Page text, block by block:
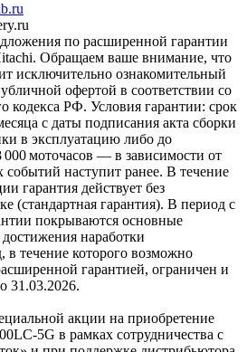
по расширенной гарантии
Обращаем ваше внимание, что
исключительно ознакомительный
офертой в соответствии со
кодекса РФ. Условия гарантии: срок
с даты подписания акта сборки
в эксплуатацию либо до
000 моточасов — в зависимости от
событий наступит ранее. В течение
гарантия действует без
(стандартная гарантия). В период с
покрываются основные
наработки
в течение которого возможно
гарантией, ограничен и
31.03.2026.
акции на приобретение
5G в рамках сотрудничества с